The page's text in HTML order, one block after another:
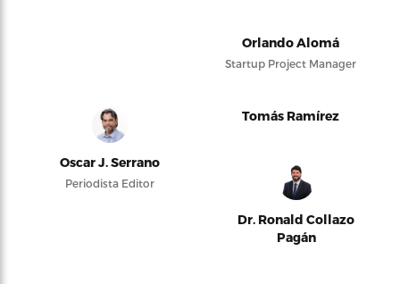
Orlando Alomá
Startup Project Manager
Oscar J. Serrano
Periodista Editor
Tomás Ramírez
Dr. Ronald Collazo
Pagán